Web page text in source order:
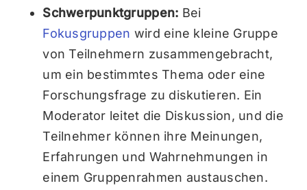
Schwerpunktgruppen: Bei
Fokusgruppen wird eine kleine Gruppe
von Teilnehmern zusammengebracht,
um ein bestimmtes Thema oder eine
Forschungsfrage zu diskutieren. Ein
Moderator leitet die Diskussion, und die
Teilnehmer können ihre Meinungen,
Erfahrungen und Wahrnehmungen in
einem Gruppenrahmen austauschen.